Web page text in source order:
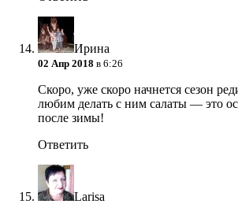
Ирина
02 Апр 2018 в 6:26
Скоро, уже скоро начнется сезон
любим делать с ним салаты — это
после зимы!
Ответить
Larisa